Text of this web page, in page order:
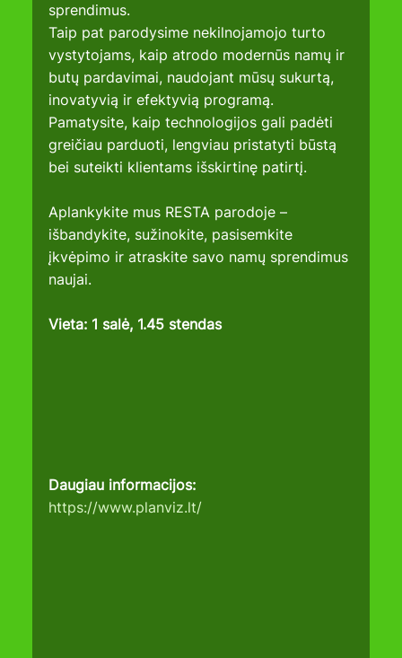
sprendimus.
Taip pat parodysime nekilnojamojo turto
vystytojams, kaip atrodo modernūs namų ir
butų pardavimai, naudojant mūsų sukurtą,
inovatyvią ir efektyvią programą.
Pamatysite, kaip technologijos gali padėti
greičiau parduoti, lengviau pristatyti būstą
bei suteikti klientams išskirtinę patirtį.
Aplankykite mus RESTA parodoje –
išbandykite, sužinokite, pasisemkite
įkvėpimo ir atraskite savo namų sprendimus
naujai.
Vieta: 1 salė, 1.45 stendas
Daugiau informacijos:
https://www.planviz.lt/